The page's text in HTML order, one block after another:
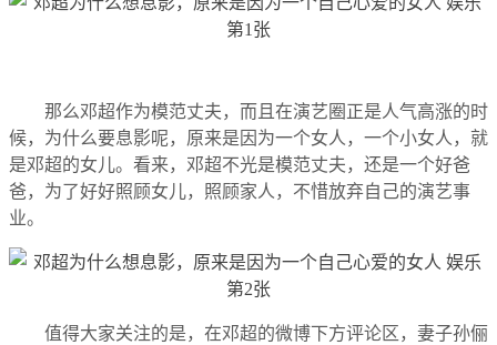
那么邓超作为模范丈夫，而且在演艺圈正是人气高涨的时
候，为什么要息影呢，原来是因为一个女人，一个小女人，就
是邓超的女儿。看来，邓超不光是模范丈夫，还是一个好爸
爸，为了好好照顾女儿，照顾家人，不惜放弃自己的演艺事
业。
值得大家关注的是，在邓超的微博下方评论区，妻子孙俪